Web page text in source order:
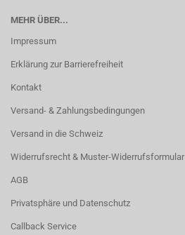
MEHR ÜBER...
Impressum
Erklärung zur Barrierefreiheit
Kontakt
Versand- & Zahlungsbedingungen
Versand in die Schweiz
Widerrufsrecht & Muster-Widerrufsformular
AGB
Privatsphäre und Datenschutz
Callback Service